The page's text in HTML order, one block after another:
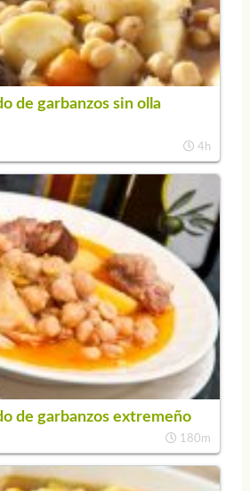
de garbanzos sin olla
4h
de garbanzos extremeño
180m